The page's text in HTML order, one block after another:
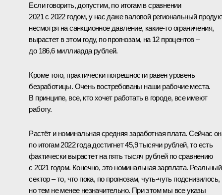
Если говорить, допустим, по итогам в сравнении
2021 с 2022 годом, у нас даже валовой региональный
несмотря на санкционное давление, какие-то ограничения,
вырастет в этом году, по прогнозам, на 12 процентов –
до 186,6 миллиарда рублей.
Кроме того, практически погрешности равен уровень
безработицы. Очень востребованы наши рабочие места.
В принципе, все, кто хочет работать в городе, все имеют
работу.
Растёт и номинальная средняя заработная плата. Сейчас
по итогам 2022 года достигнет 45,9 тысячи рублей, то есть
фактически вырастет на пять тысяч рублей по сравнению
с 2021 годом. Конечно, это номинальная зарплата. Реальный
сектор – то, что пока, по прогнозам, чуть-чуть подснизилось,
но тем не менее незначительно. При этом мы все указы